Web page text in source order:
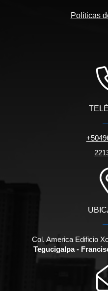
Políticas
Col. America Edificio
Tegucigalpa -